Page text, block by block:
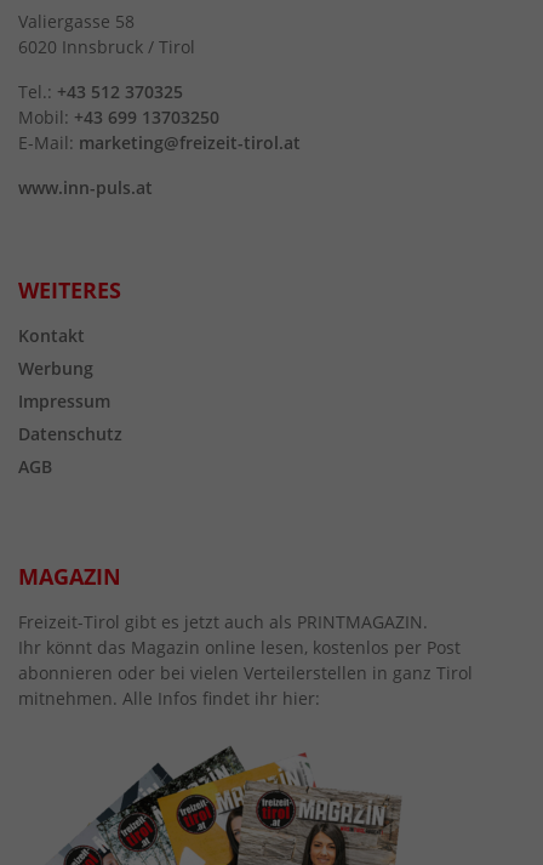
Valiergasse 58
6020 Innsbruck / Tirol
Tel.: +43 512 370325
Mobil: +43 699 13703250
E-Mail: marketing@freizeit-tirol.at
www.inn-puls.at
WEITERES
Kontakt
Werbung
Impressum
Datenschutz
AGB
MAGAZIN
Freizeit-Tirol gibt es jetzt auch als PRINTMAGAZIN.
Ihr könnt das Magazin online lesen, kostenlos per Post
abonnieren oder bei vielen Verteilerstellen in ganz Tirol
mitnehmen. Alle Infos findet ihr hier: